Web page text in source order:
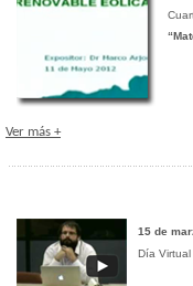
Ver más +
15 de
Día